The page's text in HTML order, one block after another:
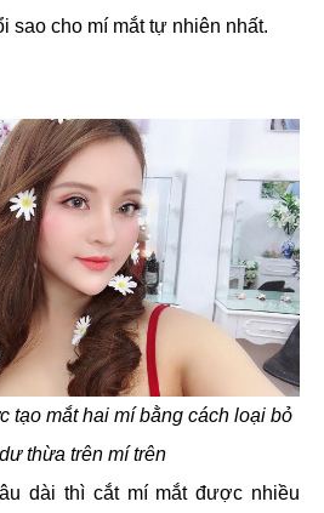
sao cho mí mắt tự nhiên nhất.
tạo mắt hai mí bằng cách loại bỏ
thừa trên mí trên
dài thì cắt mí mắt được nhiều